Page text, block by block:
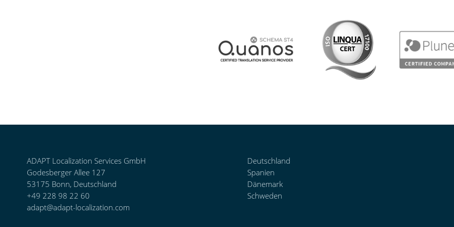
ADAPT Localization Services GmbH
Godesberger Allee 127
53175 Bonn, Deutschland
+49 228 98 22 60
adapt@adapt-localization.com
Deutschland
Spanien
Dänemark
Schweden